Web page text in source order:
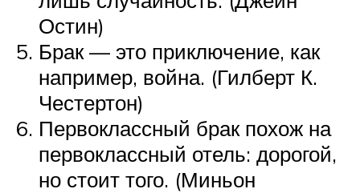
Остин)
Брак — это приключение, как
например, война. (Гилберт К.
Честертон)
Первоклассный брак похож на
первоклассный отель: дорогой,
но стоит того. (Миньон